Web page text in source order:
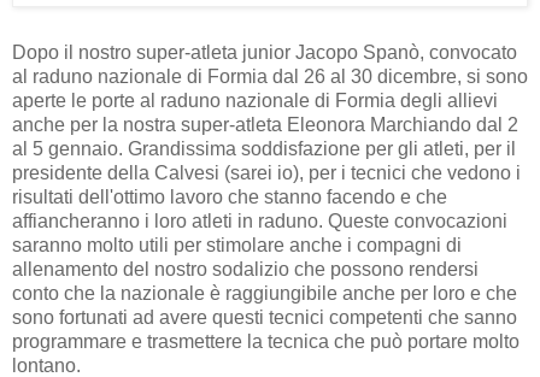
Dopo il nostro super-atleta junior Jacopo Spanò, convocato
al raduno nazionale di Formia dal 26 al 30 dicembre, si sono
aperte le porte al raduno nazionale di Formia degli allievi
anche per la nostra super-atleta Eleonora Marchiando dal 2
al 5 gennaio. Grandissima soddisfazione per gli atleti, per il
presidente della Calvesi (sarei io), per i tecnici che vedono i
risultati dell'ottimo lavoro che stanno facendo e che
affiancheranno i loro atleti in raduno. Queste convocazioni
saranno molto utili per stimolare anche i compagni di
allenamento del nostro sodalizio che possono rendersi
conto che la nazionale è raggiungibile anche per loro e che
sono fortunati ad avere questi tecnici competenti che sanno
programmare e trasmettere la tecnica che può portare molto
lontano.